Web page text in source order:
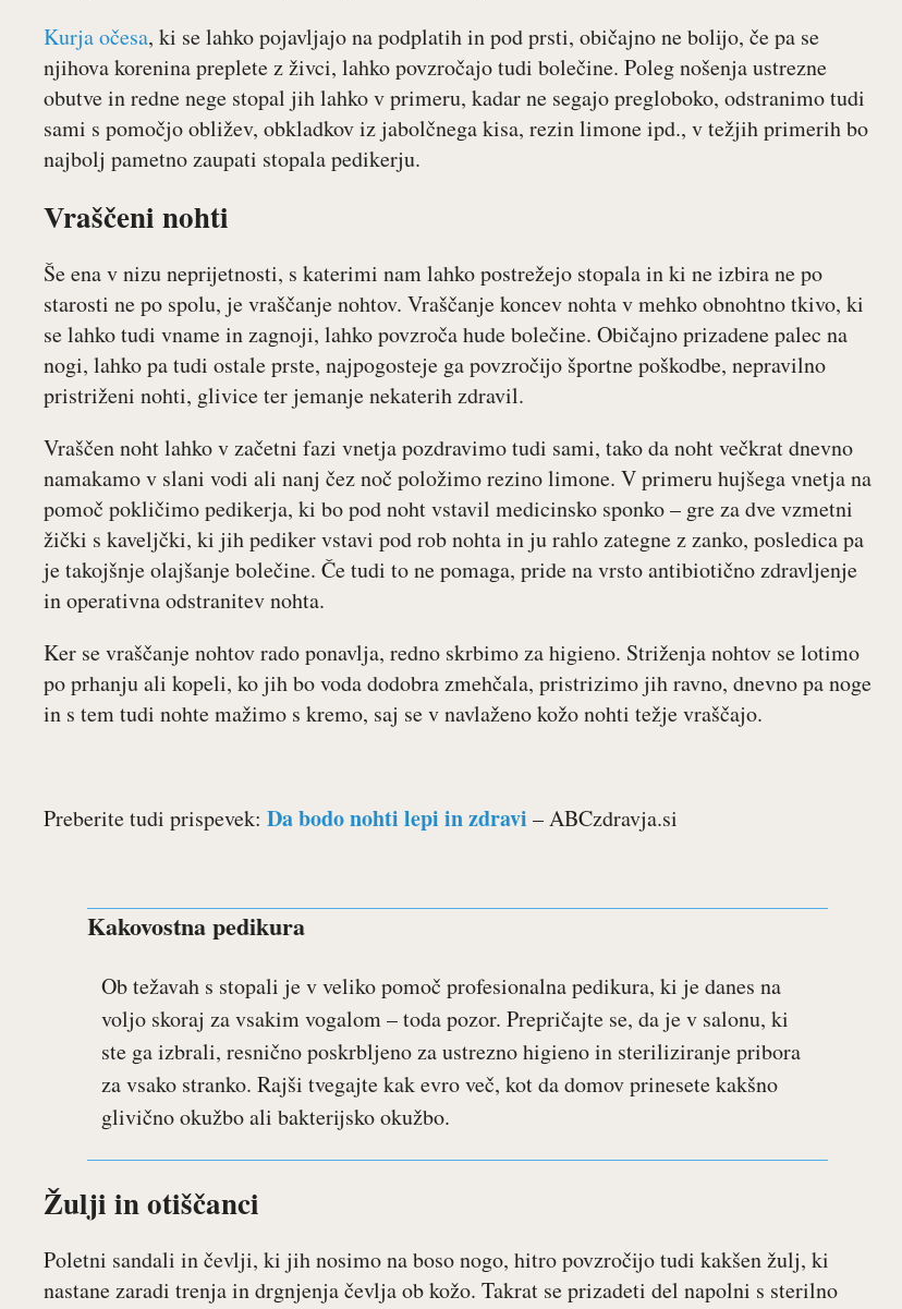
Kurja očesa, ki se lahko pojavljajo na podplatih in pod prsti, običajno ne bolijo, če pa se
njihova korenina preplete z živci, lahko povzročajo tudi bolečine. Poleg nošenja ustrezne
obutve in redne nege stopal jih lahko v primeru, kadar ne segajo pregloboko, odstranimo tudi
sami s pomočjo obližev, obkladkov iz jabolčnega kisa, rezin limone ipd., v težjih primerih bo
najbolj pametno zaupati stopala pedikerju.
Vraščeni nohti
Še ena v nizu neprijetnosti, s katerimi nam lahko postrežejo stopala in ki ne izbira ne po
starosti ne po spolu, je vraščanje nohtov. Vraščanje koncev nohta v mehko obnohtno tkivo, ki
se lahko tudi vname in zagnoji, lahko povzroča hude bolečine. Običajno prizadene palec na
nogi, lahko pa tudi ostale prste, najpogosteje ga povzročijo športne poškodbe, nepravilno
pristriženi nohti, glivice ter jemanje nekaterih zdravil.
Vraščen noht lahko v začetni fazi vnetja pozdravimo tudi sami, tako da noht večkrat dnevno
namakamo v slani vodi ali nanj čez noč položimo rezino limone. V primeru hujšega vnetja na
pomoč pokličimo pedikerja, ki bo pod noht vstavil medicinsko sponko – gre za dve vzmetni
žički s kaveljčki, ki jih pediker vstavi pod rob nohta in ju rahlo zategne z zanko, posledica pa
je takojšnje olajšanje bolečine. Če tudi to ne pomaga, pride na vrsto antibiotično zdravljenje
in operativna odstranitev nohta.
Ker se vraščanje nohtov rado ponavlja, redno skrbimo za higieno. Striženja nohtov se lotimo
po prhanju ali kopeli, ko jih bo voda dodobra zmehčala, pristrizimo jih ravno, dnevno pa noge
in s tem tudi nohte mažimo s kremo, saj se v navlaženo kožo nohti težje vraščajo.
Preberite tudi prispevek: Da bodo nohti lepi in zdravi – ABCzdravja.si
Kakovostna pedikura
Ob težavah s stopali je v veliko pomoč profesionalna pedikura, ki je danes na
voljo skoraj za vsakim vogalom – toda pozor. Prepričajte se, da je v salonu, ki
ste ga izbrali, resnično poskrbljeno za ustrezno higieno in steriliziranje pribora
za vsako stranko. Rajši tvegajte kak evro več, kot da domov prinesete kakšno
glivično okužbo ali bakterijsko okužbo.
Žulji in otiščanci
Poletni sandali in čevlji, ki jih nosimo na boso nogo, hitro povzročijo tudi kakšen žulj, ki
nastane zaradi trenja in drgnjenja čevlja ob kožo. Takrat se prizadeti del napolni s sterilno